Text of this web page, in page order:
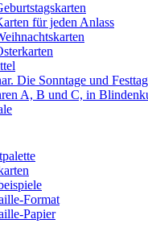
für jeden Anlass
Die Sonntage und
A, B und C, in
Format
Papier